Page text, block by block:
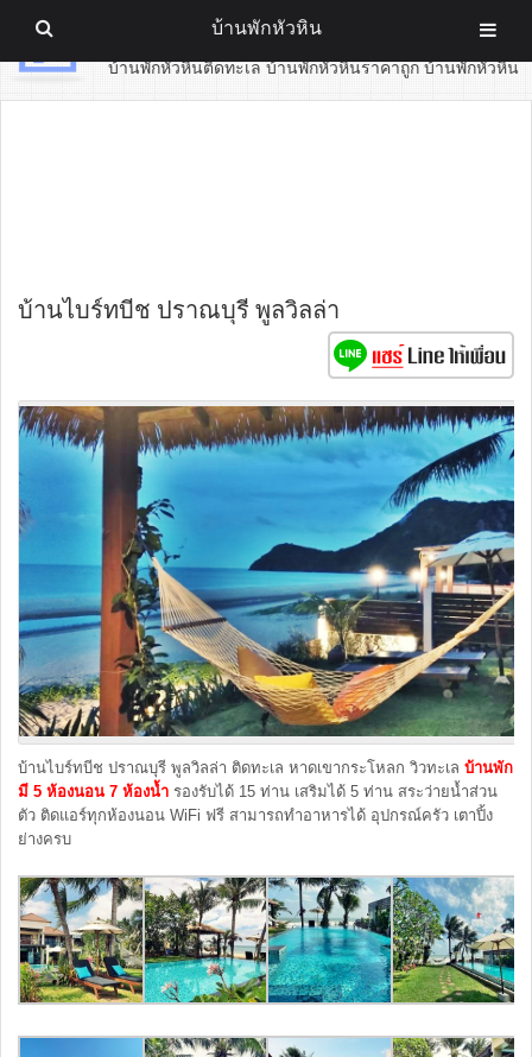
บ้านพักหัวหิน
บ้านพักหัวหินติดทะเล บ้านพักหัวหินราคาถูก บ้านพักหัวหิน
บ้านไบร์ทบีช ปราณบุรี พูลวิลล่า
บ้านไบร์ทบีช ปราณบุรี พูลวิลล่า ติดทะเล หาดเขากระโหลก วิวทะเล บ้านพัก
มี 5 ห้องนอน 7 ห้องน้ำ รองรับได้ 15 ท่าน เสริมได้ 5 ท่าน สระว่ายน้ำส่วน
ตัว ติดแอร์ทุกห้องนอน WiFi ฟรี สามารถทำอาหารได้ อุปกรณ์ครัว เตาปิ้ง
ย่างครบ
บ้านพักหัวหิน